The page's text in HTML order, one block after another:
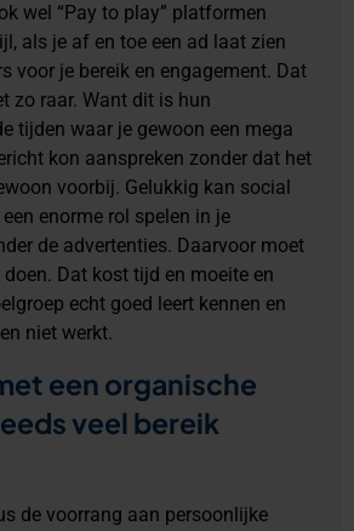
wel “Pay to play” platformen
als je af en toe een ad laat zien
voor je bereik en engagement. Dat
zo raar. Want dit is hun
tijden waar je gewoon een mega
kon aanspreken zonder dat het
voorbij. Gelukkig kan social
enorme rol spelen in je
de advertenties. Daarvoor moet
Dat kost tijd en moeite en
echt goed leert kennen en
niet werkt.
een organische
veel bereik
de voorrang aan persoonlijke